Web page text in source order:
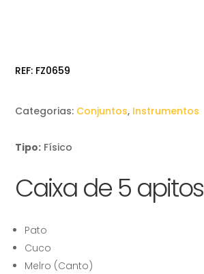
REF: FZ0659
Categorias: Conjuntos, Instrumentos
Tipo: Físico
Caixa de 5 apitos
Pato
Cuco
Melro (Canto)